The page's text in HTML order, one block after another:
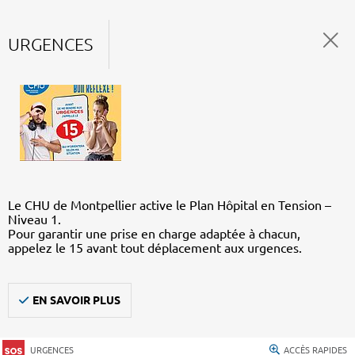
URGENCES
Le CHU de Montpellier active le Plan Hôpital en Tension –
Niveau 1.
Pour garantir une prise en charge adaptée à chacun,
appelez le 15 avant tout déplacement aux urgences.
EN SAVOIR PLUS
URGENCES ACCÈS RAPIDES